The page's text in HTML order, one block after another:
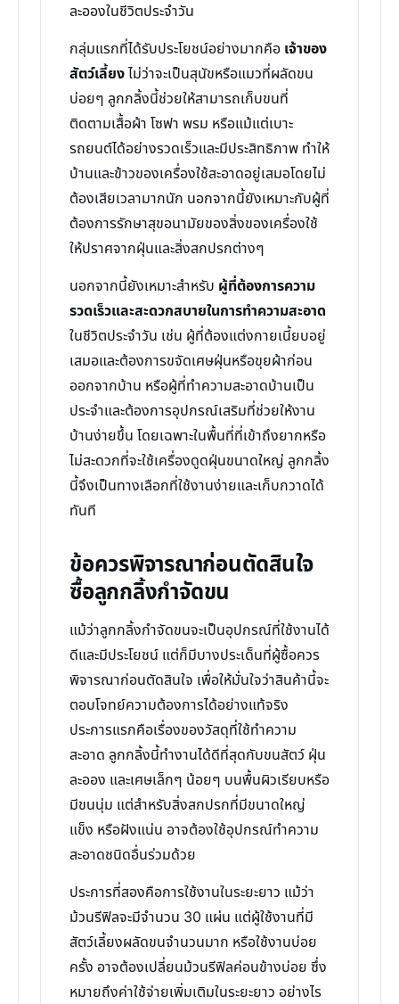
ละอองในชีวิตประจำวัน
กลุ่มแรกที่ได้รับประโยชน์อย่างมากคือ เจ้าของ
สัตว์เลี้ยงไม่ว่าจะเป็นสุนัขหรือแมวที่ผลัดขน
บ่อยๆ ลูกกลิ้งนี้ช่วยให้สามารถเก็บขนที่
ติดตามเสื้อผ้า โซฟา พรม หรือแม้แต่เบาะ
รถยนต์ได้อย่างรวดเร็วและมีประสิทธิภาพ ทำให้
บ้านและข้าวของเครื่องใช้สะอาดอยู่เสมอโดยไม่
ต้องเสียเวลามากนัก นอกจากนี้ยังเหมาะกับผู้ที่
ต้องการรักษาสุขอนามัยของสิ่งของเครื่องใช้
ให้ปราศจากฝุ่นและสิ่งสกปรกต่างๆ
นอกจากนี้ยังเหมาะสำหรับ ผู้ที่ต้องการความ
รวดเร็วและสะดวกสบายในการทำความสะอาด
ในชีวิตประจำวัน เช่น ผู้ที่ต้องแต่งกายเนี้ยบอยู่
เสมอและต้องการขจัดเศษฝุ่นหรือขุยผ้าก่อน
ออกจากบ้าน หรือผู้ที่ทำความสะอาดบ้านเป็น
ประจำและต้องการอุปกรณ์เสริมที่ช่วยให้งาน
บ้านง่ายขึ้น โดยเฉพาะในพื้นที่ที่เข้าถึงยากหรือ
ไม่สะดวกที่จะใช้เครื่องดูดฝุ่นขนาดใหญ่ ลูกกลิ้ง
นี้จึงเป็นทางเลือกที่ใช้งานง่ายและเก็บกวาดได้
ทันที
ข้อควรพิจารณาก่อนตัดสินใจ
ซื้อลูกกลิ้งกำจัดขน
แม้ว่าลูกกลิ้งกำจัดขนจะเป็นอุปกรณ์ที่ใช้งานได้
ดีและมีประโยชน์ แต่ก็มีบางประเด็นที่ผู้ซื้อควร
พิจารณาก่อนตัดสินใจ เพื่อให้มั่นใจว่าสินค้านี้จะ
ตอบโจทย์ความต้องการได้อย่างแท้จริง
ประการแรกคือเรื่องของวัสดุที่ใช้ทำความ
สะอาด ลูกกลิ้งนี้ทำงานได้ดีที่สุดกับขนสัตว์ ฝุ่น
ละออง และเศษเล็กๆ น้อยๆ บนพื้นผิวเรียบหรือ
มีขนนุ่ม แต่สำหรับสิ่งสกปรกที่มีขนาดใหญ่
แข็ง หรือฝังแน่น อาจต้องใช้อุปกรณ์ทำความ
สะอาดชนิดอื่นร่วมด้วย
ประการที่สองคือการใช้งานในระยะยาว แม้ว่า
ม้วนรีฟิลจะมีจำนวน 30 แผ่น แต่ผู้ใช้งานที่มี
สัตว์เลี้ยงผลัดขนจำนวนมาก หรือใช้งานบ่อย
ครั้ง อาจต้องเปลี่ยนม้วนรีฟิลค่อนข้างบ่อย ซึ่ง
หมายถึงค่าใช้จ่ายเพิ่มเติมในระยะยาว อย่างไร